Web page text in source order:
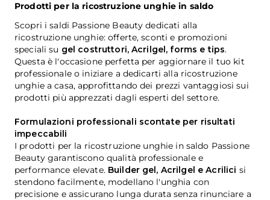
Prodotti per la ricostruzione unghie in saldo
Scopri i saldi Passione Beauty dedicati alla
ricostruzione unghie: offerte, sconti e promozioni
speciali su gel costruttori,Acrilgel, forms e tips.
Questa è l'occasione perfetta per aggiornare il tuo kit
professionale o iniziare a dedicarti alla ricostruzione
unghie a casa, approfittando dei prezzi vantaggiosi sui
prodotti più apprezzati dagli esperti del settore.
Formulazioni professionali scontate per risultati
impeccabili
I prodotti per la ricostruzione unghie in saldo Passione
Beauty garantiscono qualità professionale e
performance elevate. Builder gel, Acrilgel eAcrilici si
stendono facilmente, modellano l'unghia con
precisione e assicurano lunga durata senza rinunciare a